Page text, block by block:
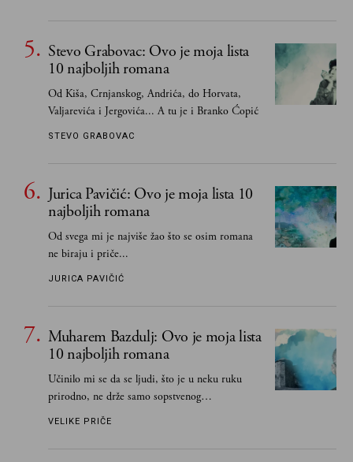
poznavale
Stevo Grabovac: Ovo je moja lista
10 najboljih romana
Od Kiša, Crnjanskog, Andrića, do Horvata,
Valjarevića i Jergovića... A tu je i Branko Ćopić
STEVO GRABOVAC
Jurica Pavičić: Ovo je moja lista 10
najboljih romana
Od svega mi je najviše žao što se osim romana
ne biraju i priče...
JURICA PAVIČIĆ
Muharem Bazdulj: Ovo je moja lista
10 najboljih romana
Učinilo mi se da se ljudi, što je u neku ruku
prirodno, ne drže samo sopstvenog
senzibiliteta... Pokušao sam (biće, samo
VELIKE PRIČE